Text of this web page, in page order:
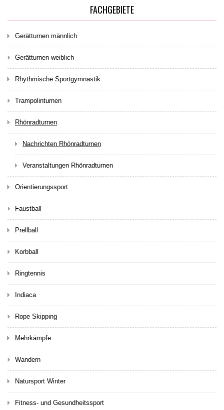
FACHGEBIETE
Gerätturnen männlich
Gerätturnen weiblich
Rhythmische Sportgymnastik
Trampolinturnen
Rhönradturnen
Nachrichten Rhönradturnen
Veranstaltungen Rhönradturnen
Orientierungssport
Faustball
Prellball
Korbball
Ringtennis
Indiaca
Rope Skipping
Mehrkämpfe
Wandern
Natursport Winter
Fitness- und Gesundheitssport